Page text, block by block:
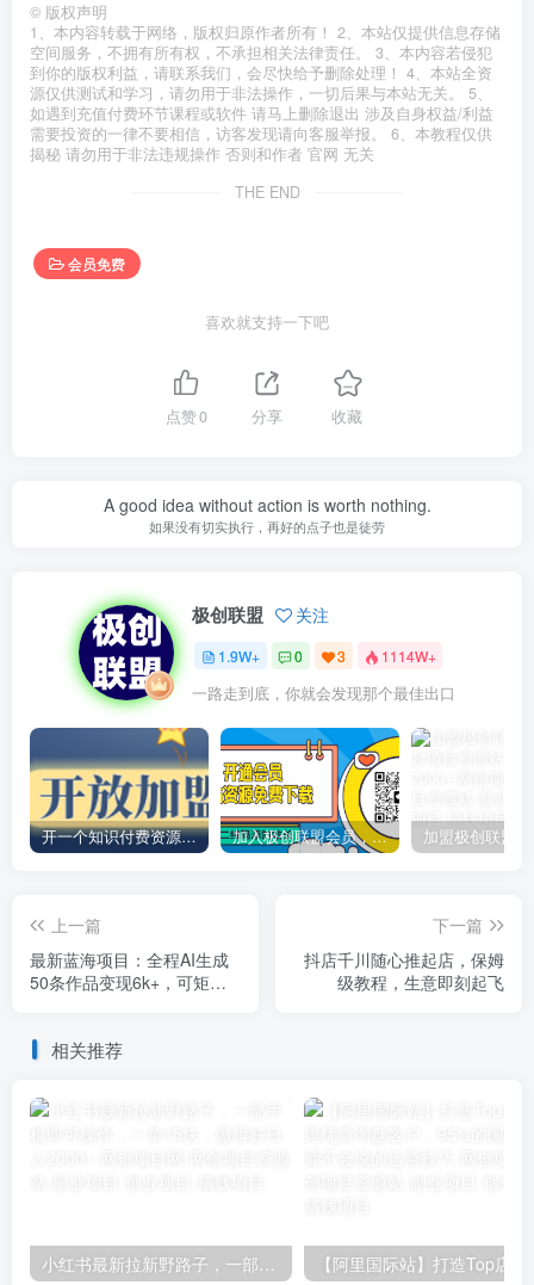
© 版权声明
1、本内容转载于网络，版权归原作者所有！ 2、本站仅提供信息存储
空间服务，不拥有所有权，不承担相关法律责任。 3、本内容若侵犯
到你的版权利益，请联系我们，会尽快给予删除处理！ 4、本站全资
源仅供测试和学习，请勿用于非法操作，一切后果与本站无关。 5、
如遇到充值付费环节课程或软件 请马上删除退出 涉及自身权益/利益
需要投资的一律不要相信，访客发现请向客服举报。 6、本教程仅供
揭秘 请勿用于非法违规操作 否则和作者 官网 无关
THE END
会员免费
喜欢就支持一下吧
点赞0 分享 收藏
A good idea without action is worth nothing.
如果没有切实执行，再好的点子也是徒劳
极创联盟 关注
1.9W+ 0 3 1114W+
一路走到底，你就会发现那个最佳出口
开一个知识付费资源网站，小白也能日入1000+ 加入极创联盟会员，全站资源免费学习。
上一篇
最新蓝海项目：全程AI生成
50条作品变现6k+，可矩阵
下一篇
抖店千川随心推起店，保姆
级教程，生意即刻起飞
相关推荐